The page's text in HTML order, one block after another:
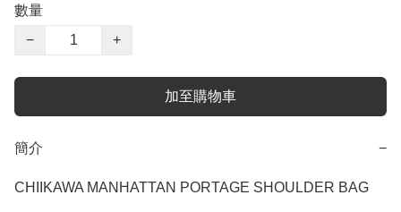
數量
−
+
加至購物車
簡介 −
CHIIKAWA MANHATTAN PORTAGE SHOULDER BAG